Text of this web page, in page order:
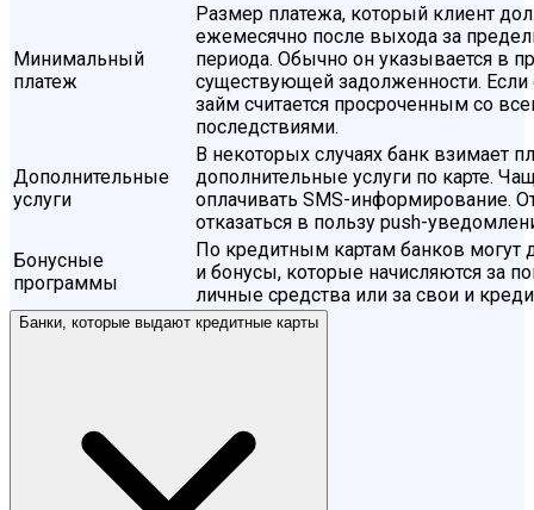
Минимальный
платеж
Размер платежа, который клиент
ежемесячно после выхода за
периода. Обычно он указывается в
существующей задолженности. Если
займ считается просроченным со
последствиями.
Дополнительные
услуги
В некоторых случаях банк взимает
дополнительные услуги по карте.
оплачивать SMS-информирование.
отказаться в пользу push-
Бонусные
программы
По кредитным картам банков могут
и бонусы, которые начисляются за
личные средства или за свои и
Банки, которые выдают кредитные карты